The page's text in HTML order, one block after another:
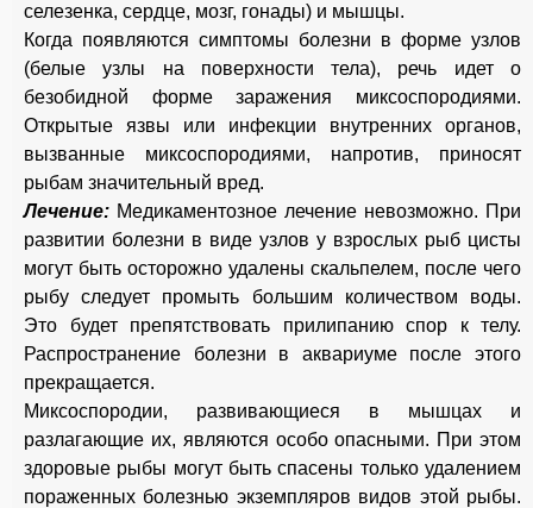
селезенка, сердце, мозг, гонады) и мышцы.
Когда появляются симптомы болезни в форме узлов
(белые узлы на поверхности тела), речь идет о
безобидной форме заражения миксоспородиями.
Открытые язвы или инфекции внутренних органов,
вызванные миксоспородиями, напротив, приносят
рыбам значительный вред.
Лечение: Медикаментозное лечение невозможно. При
развитии болезни в виде узлов у взрослых рыб цисты
могут быть осторожно удалены скальпелем, после чего
рыбу следует промыть большим количеством воды.
Это будет препятствовать прилипанию спор к телу.
Распространение болезни в аквариуме после этого
прекращается.
Миксоспородии, развивающиеся в мышцах и
разлагающие их, являются особо опасными. При этом
здоровые рыбы могут быть спасены только удалением
пораженных болезнью экземпляров видов этой рыбы.